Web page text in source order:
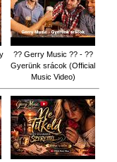
?? Gerry Music ?? - ??
Gyerünk srácok (Official
Music Video)